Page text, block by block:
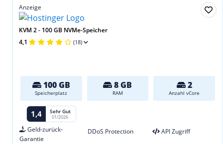
Anzeige
KVM 2 - 100 GB NVMe-Speicher
4,1 (18)
100 GB
Speicherplatz
8 GB
RAM
2
Anzahl vCore
1,4 Sehr Gut
01/2026
Geld-zurück-
Garantie
DDoS Protection API Zugriff